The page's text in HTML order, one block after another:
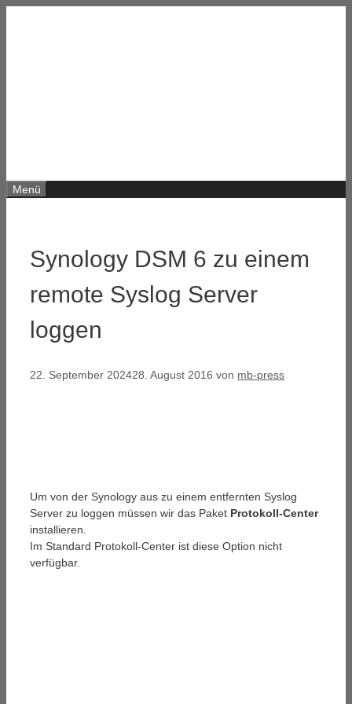
Menü
Synology DSM 6 zu einem
remote Syslog Server
loggen
22. September 202428. August 2016 von mb-press
Um von der Synology aus zu einem entfernten Syslog
Server zu loggen müssen wir das Paket Protokoll-Center
installieren.
Im Standard Protokoll-Center ist diese Option nicht
verfügbar.